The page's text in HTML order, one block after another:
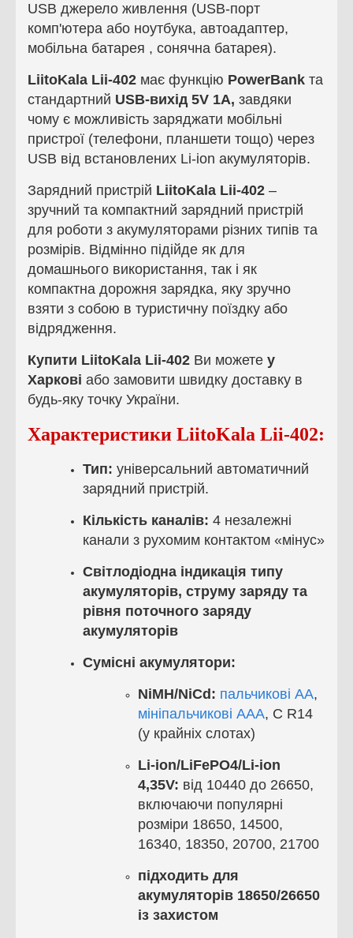
USB джерело живлення (USB-порт
комп'ютера або ноутбука, автоадаптер,
мобільна батарея , сонячна батарея).
LiitoKala Lii-402 має функцію PowerBank та
стандартний USB-вихід 5V 1A, завдяки
чому є можливість заряджати мобільні
пристрої (телефони, планшети тощо) через
USB від встановлених Li-ion акумуляторів.
Зарядний пристрій LiitoKala Lii-402 –
зручний та компактний зарядний пристрій
для роботи з акумуляторами різних типів та
розмірів. Відмінно підійде як для
домашнього використання, так і як
компактна дорожня зарядка, яку зручно
взяти з собою в туристичну поїздку або
відрядження.
Купити LiitoKala Lii-402 Ви можете у
Харкові або замовити швидку доставку в
будь-яку точку України.
Характеристики LiitoKala Lii-402:
Тип: універсальний автоматичний
зарядний пристрій.
Кількість каналів: 4 незалежні
канали з рухомим контактом «мінус»
Світлодіодна індикація типу
акумуляторів, струму заряду та
рівня поточного заряду
акумуляторів
Сумісні акумулятори:
NiMН/NiCd: пальчикові АА,
мініпальчикові ААА, C R14
(у крайніх слотах)
Li-ion/LiFePO4/Li-ion
4,35V: від 10440 до 26650,
включаючи популярні
розміри 18650, 14500,
16340, 18350, 20700, 21700
підходить для
акумуляторів 18650/26650
із захистом